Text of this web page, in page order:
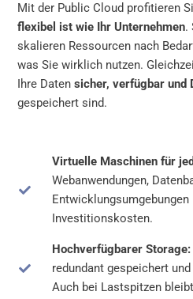
Mit der Public Cloud profitieren
flexibel ist wie Ihr Unternehmen.
skalieren Ressourcen nach
was Sie wirklich nutzen.
Ihre Datensicher, verfügbar und
gespeichert sind.
Virtuelle Maschinen für
Webanwendungen,
Investitionskosten.
Hochverfügbarer Storage:
redundant gespeichert
Auch bei Lastspitzen